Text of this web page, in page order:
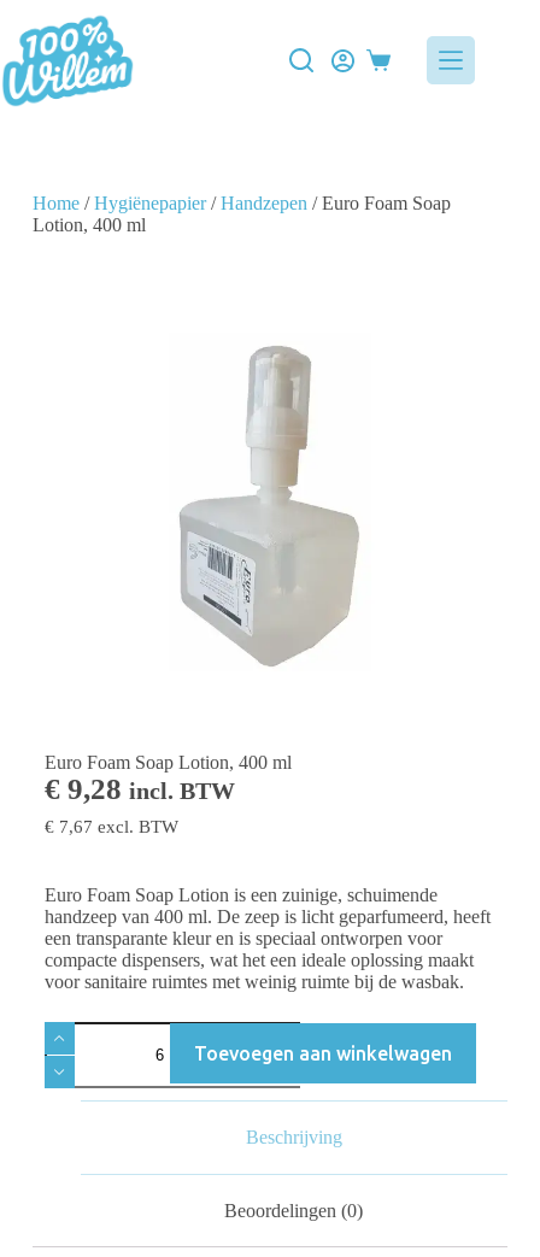
Home/Hygiënepapier/Handzepen / Euro Foam Soap
Lotion, 400 ml
Euro Foam Soap Lotion, 400 ml
€9,28 incl. BTW
€7,67 excl. BTW
Euro Foam Soap Lotion is een zuinige, schuimende
handzeep van 400 ml. De zeep is licht geparfumeerd, heeft
een transparante kleur en is speciaal ontworpen voor
compacte dispensers, wat het een ideale oplossing maakt
voor sanitaire ruimtes met weinig ruimte bij de wasbak.
Toevoegen aan winkelwagen
Beschrijving
Beoordelingen (0)